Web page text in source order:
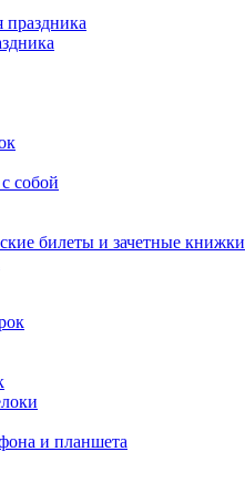
собой
билеты и зачетные книжки
и планшета